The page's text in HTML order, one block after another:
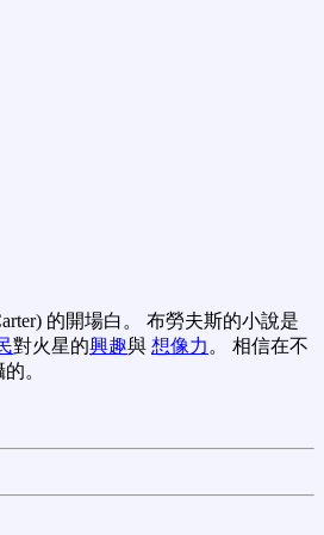
的開場白。 布勞夫斯的小說是
對火星的興趣與 想像力。 相信在不
。